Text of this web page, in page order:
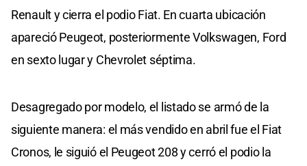
Renault y cierra el podio Fiat. En cuarta ubicación
apareció Peugeot, posteriormente Volkswagen, Ford
en sexto lugar y Chevrolet séptima.
Desagregado por modelo, el listado se armó de la
siguiente manera: el más vendido en abril fue el Fiat
Cronos, le siguió el Peugeot 208 y cerró el podio la